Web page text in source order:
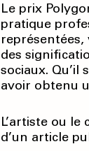
Le prix
pratique
des
sociaux. Qu’il
avoir obtenu
L’artiste ou
d’un article